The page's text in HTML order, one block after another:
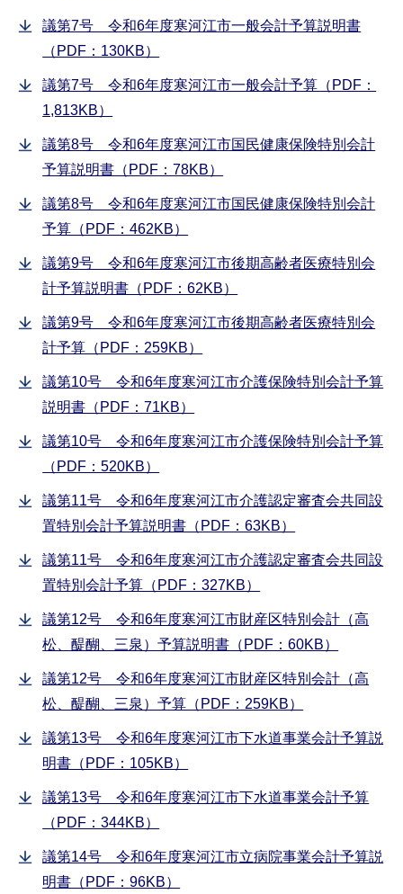
議第7号 令和6年度寒河江市一般会計予算説明書
（PDF：130KB）
議第7号 令和6年度寒河江市一般会計予算（PDF：
1,813KB）
議第8号 令和6年度寒河江市国民健康保険特別会計
予算説明書（PDF：78KB）
議第8号 令和6年度寒河江市国民健康保険特別会計
予算（PDF：462KB）
議第9号 令和6年度寒河江市後期高齢者医療特別会
計予算説明書（PDF：62KB）
議第9号 令和6年度寒河江市後期高齢者医療特別会
計予算（PDF：259KB）
議第10号 令和6年度寒河江市介護保険特別会計予算
説明書（PDF：71KB）
議第10号 令和6年度寒河江市介護保険特別会計予算
（PDF：520KB）
議第11号 令和6年度寒河江市介護認定審査会共同設
置特別会計予算説明書（PDF：63KB）
議第11号 令和6年度寒河江市介護認定審査会共同設
置特別会計予算（PDF：327KB）
議第12号 令和6年度寒河江市財産区特別会計（高
松、醍醐、三泉）予算説明書（PDF：60KB）
議第12号 令和6年度寒河江市財産区特別会計（高
松、醍醐、三泉）予算（PDF：259KB）
議第13号 令和6年度寒河江市下水道事業会計予算説
明書（PDF：105KB）
議第13号 令和6年度寒河江市下水道事業会計予算
（PDF：344KB）
議第14号 令和6年度寒河江市立病院事業会計予算説
明書（PDF：96KB）